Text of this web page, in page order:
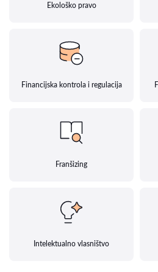
Ekološko pravo
Financijska kontrola i regulacija
Franšizing
Intelektualno vlasništvo